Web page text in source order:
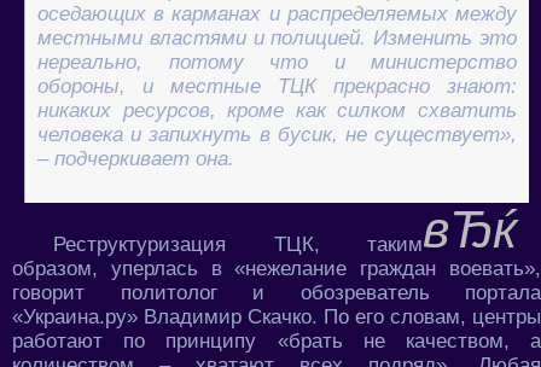
оседающих в карманах и распределяемых между
местными властями и полицией. Изменить это
нереально, потому что и министерство
обороны, и местные ТЦК прекрасно знают:
никаких ресурсов, кроме как силком схватить
человека и запихнуть в бусик, не существует»,
– подчеркивает она.
Реструктуризация ТЦК, таким
образом, уперлась в «нежелание граждан воевать»,
говорит политолог и обозреватель портала
«Украина.ру» Владимир Скачко. По его словам, центры
работают по принципу «брать не качеством, а